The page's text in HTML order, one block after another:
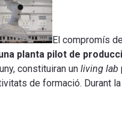
El compromís
planta pilot de
constituiran un living lab
de formació. Durant